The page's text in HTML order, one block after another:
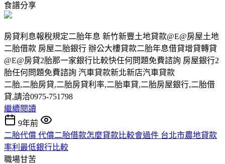
食譜分享
房貸利息報稅規定二胎年息 新竹新豐土地貸款@E@房屋土地
二胎借款 房屋二胎銀行 辦公大樓貸款二胎年息借貸增貸轉貸
@E@房貸2胎那一家銀行比較快任何問題免費諮詢 房屋銀行2
胎任何問題免費諮詢 汽車貸款新北新店汽車貸款
二胎,二胎房貸,二胎房貸利率,二胎車貸,二胎房屋銀行,二胎借
貸,請洽0975-751798
繼續閱讀
9年前
二胎代償 代償二胎借款怎麼貸款比較會過件 台北市農地貸款
率利最低銀行比較
職場甘苦